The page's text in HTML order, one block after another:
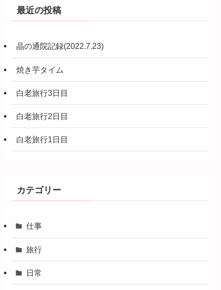
最近の投稿
晶の通院記録(2022.7.23)
焼き芋タイム
白老旅行3日目
白老旅行2日目
白老旅行1日目
カテゴリー
仕事
旅行
日常